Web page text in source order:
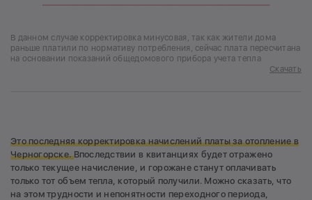
В данном случае корректировка минусовая, так как жители дома
раньше платили по нормативу потребления, сейчас плата пересчитана
на основании показаний общедомового прибора учета тепла
Скачать
Это последняя корректировка начислений платы за отопление в
Черногорске.Впоследствии в квитанциях будет отражено
только текущее начисление, и горожане станут оплачивать
только тот объем тепла, который получили. Можно сказать, что
на этом трудности и непонятности переходного периода,